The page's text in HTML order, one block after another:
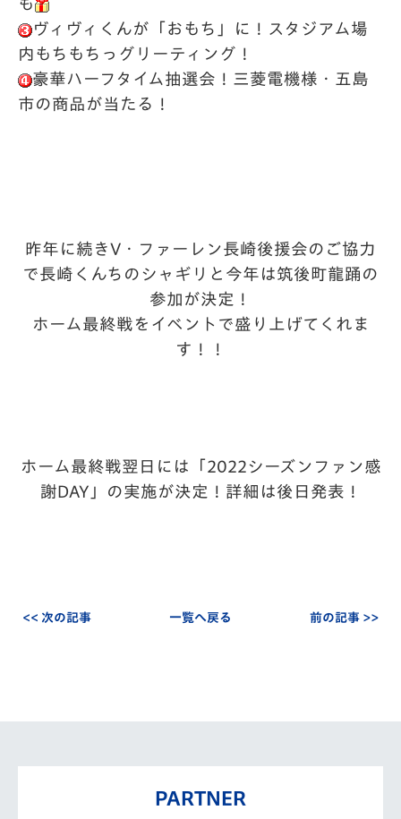
も
ヴィヴィくんが「おもち」に！スタジアム場
内もちもちっグリーティング！
豪華ハーフタイム抽選会！三菱電機様・五島
市の商品が当たる！
昨年に続きV・ファーレン長崎後援会のご協力
で長崎くんちのシャギリと今年は筑後町龍踊の
参加が決定！
ホーム最終戦をイベントで盛り上げてくれま
す！！
ホーム最終戦翌日には「2022シーズンファン感
謝DAY」の実施が決定！詳細は後日発表！
<< 次の記事 一覧へ戻る 前の記事 >>
PARTNER